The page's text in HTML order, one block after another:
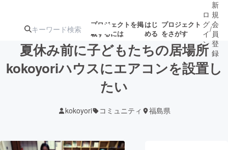
プロジェクトを掲
載するには
はじ
める
プロジェクト
をさがす
注目の新着プロ募集終了が近いプ
ロ
グ
イ
ン
/
新
規
会
員
登
録
夏休み前に子どもたちの居場所
kokoyoriハウスにエアコンを設置し
たい
kokoyori コミュニティ 福島県